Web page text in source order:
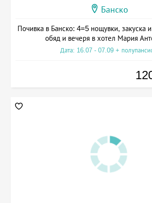
Банско
Почивка в Банско: 4=5 нощувки, закуска
обяд и вечеря в хотел Мария
Дата: 16.07 - 07.09 +